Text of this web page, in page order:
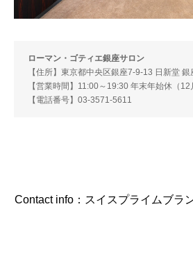
ローマン・ゴティエ銀座サロン
【住所】東京都中央区銀座7-9-13 日新堂
【営業時間】11:00～19:30 年末年始休（12
【電話番号】03-3571-5611
Contact info：スイスプライムブラ